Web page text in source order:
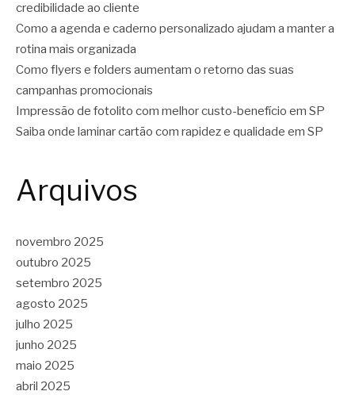
credibilidade ao cliente
Como a agenda e caderno personalizado ajudam a manter a
rotina mais organizada
Como flyers e folders aumentam o retorno das suas
campanhas promocionais
Impressão de fotolito com melhor custo-benefício em SP
Saiba onde laminar cartão com rapidez e qualidade em SP
Arquivos
novembro 2025
outubro 2025
setembro 2025
agosto 2025
julho 2025
junho 2025
maio 2025
abril 2025